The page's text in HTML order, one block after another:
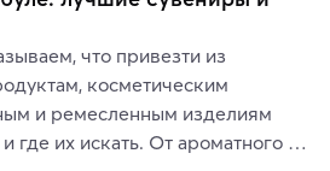
что привезти из
косметическим
и ремесленным изделиям
где их искать. От ароматного